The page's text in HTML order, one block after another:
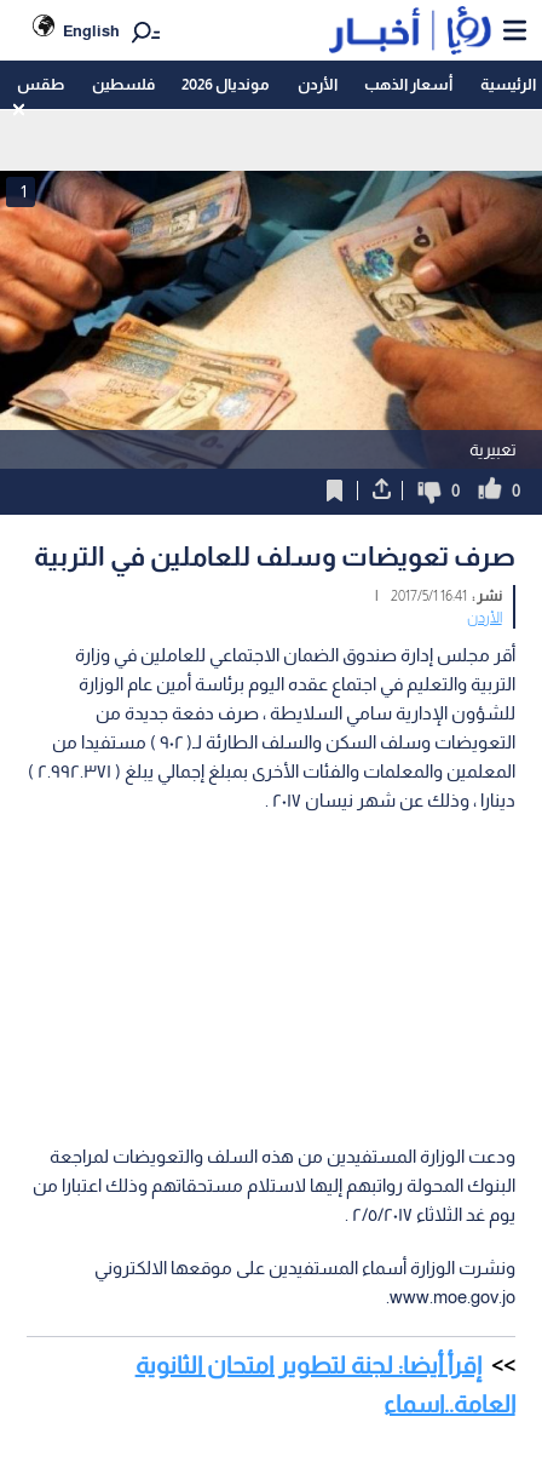
English
الرئيسية أسعار الذهب الأردن مونديال 2026 فلسطين طقس
تعبيرية
1
0
0
صرف تعويضات وسلف للعاملين في التربية
نشر : 16:41 2017/5/1
|
الأردن
أقر مجلس إدارة صندوق الضمان الاجتماعي للعاملين في وزارة
التربية والتعليم في اجتماع عقده اليوم برئاسة أمين عام الوزارة
للشؤون الإدارية سامي السلايطة ، صرف دفعة جديدة من
التعويضات وسلف السكن والسلف الطارئة لـ( ٩٠٢ ) مستفيدا من
المعلمين والمعلمات والفئات الأخرى بمبلغ إجمالي يبلغ ( ٢.٩٩٢.٣٧١ )
دينارا ، وذلك عن شهر نيسان ٢٠١٧ .
ودعت الوزارة المستفيدين من هذه السلف والتعويضات لمراجعة
البنوك المحولة رواتبهم إليها لاستلام مستحقاتهم وذلك اعتبارا من
يوم غد الثلاثاء ٢/٥/٢٠١٧ .
ونشرت الوزارة أسماء المستفيدين على موقعها الالكتروني
www.moe.gov.jo.
إقرأ أيضا: لجنة لتطوير امتحان الثانوية
العامة..اسماء